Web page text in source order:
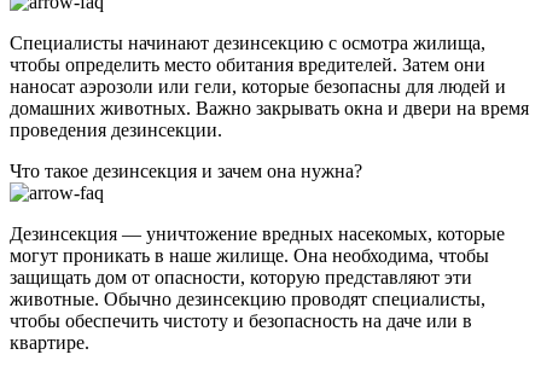
Специалисты начинают дезинсекцию с осмотра жилища,
чтобы определить место обитания вредителей. Затем они
наносат аэрозоли или гели, которые безопасны для людей и
домашних животных. Важно закрывать окна и двери на время
проведения дезинсекции.
Что такое дезинсекция и зачем она нужна?
Дезинсекция — уничтожение вредных насекомых, которые
могут проникать в наше жилище. Она необходима, чтобы
защищать дом от опасности, которую представляют эти
животные. Обычно дезинсекцию проводят специалисты,
чтобы обеспечить чистоту и безопасность на даче или в
квартире.